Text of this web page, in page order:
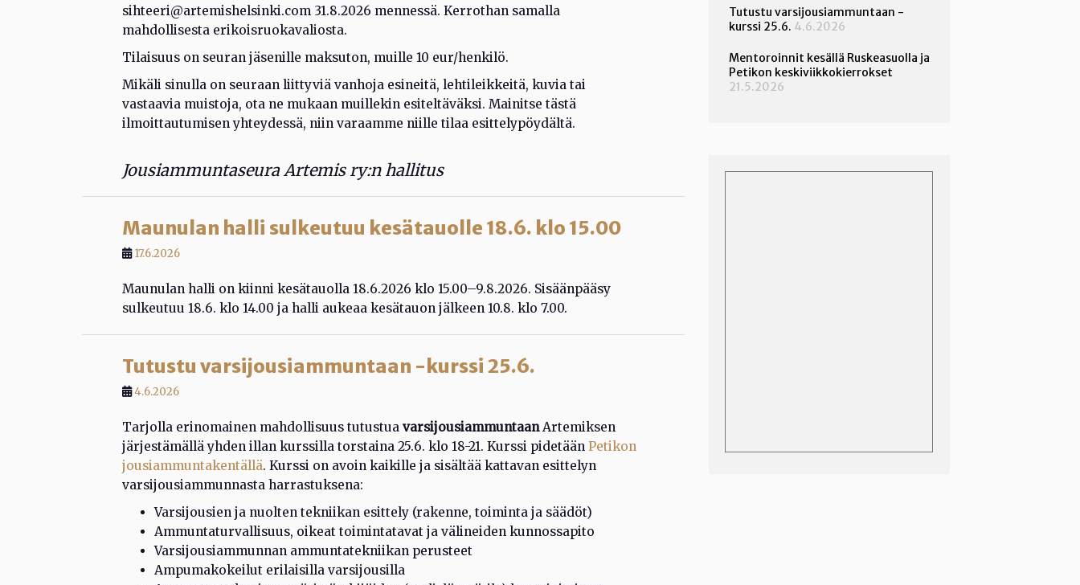
sihteeri@artemishelsinki.com 31.8.2026 mennessä. Kerrothan samalla
mahdollisesta erikoisruokavaliosta.
Tilaisuus on seuran jäsenille maksuton, muille 10 eur/henkilö.
Mikäli sinulla on seuraan liittyviä vanhoja esineitä, lehtileikkeitä, kuvia tai
vastaavia muistoja, ota ne mukaan muillekin esiteltäväksi. Mainitse tästä
ilmoittautumisen yhteydessä, niin varaamme niille tilaa esittelypöydältä.
Jousiammuntaseura Artemis ry:n hallitus
Maunulan halli sulkeutuu kesätauolle 18.6. klo 15.00
17.6.2026
Maunulan halli on kiinni kesätauolla 18.6.2026 klo 15.00–9.8.2026. Sisäänpääsy
sulkeutuu 18.6. klo 14.00 ja halli aukeaa kesätauon jälkeen 10.8. klo 7.00.
Tutustu varsijousiammuntaan -kurssi 25.6.
4.6.2026
Tarjolla erinomainen mahdollisuus tutustua varsijousiammuntaanArtemiksen
järjestämällä yhden illan kurssilla torstaina 25.6. klo 18-21. Kurssi pidetään Petikon
jousiammuntakentällä. Kurssi on avoin kaikille ja sisältää kattavan esittelyn
varsijousiammunnasta harrastuksena:
Varsijousien ja nuolten tekniikan esittely (rakenne, toiminta ja säädöt)
Ammuntaturvallisuus, oikeat toimintatavat ja välineiden kunnossapito
Varsijousiammunnan ammuntatekniikan perusteet
Ampumakokeilut erilaisilla varsijousilla
Tutustu varsijousiammuntaan -
kurssi 25.6. 4.6.2026
Mentoroinnit kesällä Ruskeasuolla ja
Petikon keskiviikkokierrokset
21.5.2026